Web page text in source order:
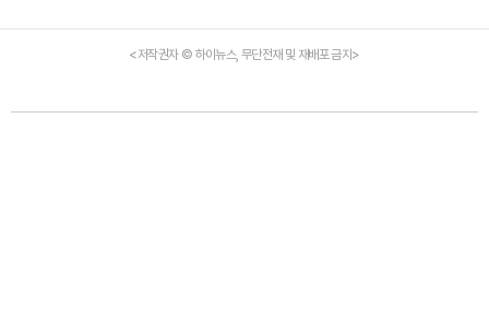
<저작권자 © 하이뉴스, 무단전재 및 재배포 금지>